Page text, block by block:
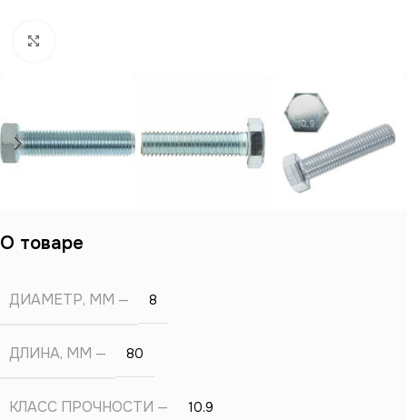
О товаре
ДИАМЕТР, ММ 8
ДЛИНА, ММ 80
КЛАСС ПРОЧНОСТИ 10.9